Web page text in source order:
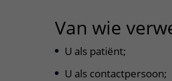
Van wie
U als patiënt;
U als contactpersoon;